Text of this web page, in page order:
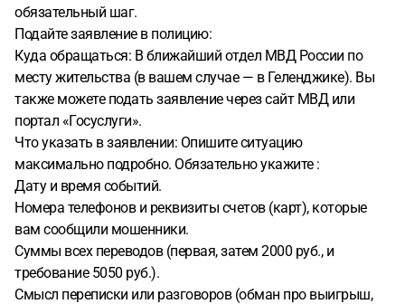
обязательный шаг.
Подайте заявление в полицию:
Куда обращаться: В ближайший отдел МВД России по
месту жительства (в вашем случае — в Геленджике). Вы
также можете подать заявление через сайт МВД или
портал «Госуслуги».
Что указать в заявлении: Опишите ситуацию
максимально подробно. Обязательно укажите :
Дату и время событий.
Номера телефонов и реквизиты счетов (карт), которые
вам сообщили мошенники.
Суммы всех переводов (первая, затем 2000 руб., и
требование 5050 руб.).
Смысл переписки или разговоров (обман про выигрыш,